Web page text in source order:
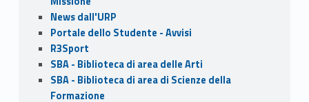
News dall'URP
Portale dello Studente - Avvisi
R3Sport
SBA - Biblioteca di area delle Arti
SBA - Biblioteca di area di Scienze della
Formazione